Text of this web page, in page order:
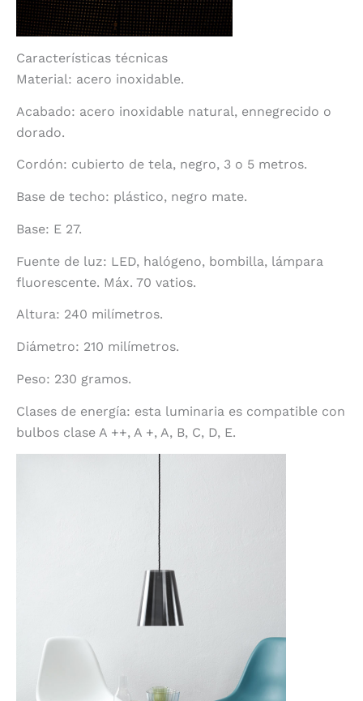
Características técnicas
Material: acero inoxidable.
Acabado: acero inoxidable natural, ennegrecido o
dorado.
Cordón: cubierto de tela, negro, 3 o 5 metros.
Base de techo: plástico, negro mate.
Base: E 27.
Fuente de luz: LED, halógeno, bombilla, lámpara
fluorescente. Máx. 70 vatios.
Altura: 240 milímetros.
Diámetro: 210 milímetros.
Peso: 230 gramos.
Clases de energía: esta luminaria es compatible con
bulbos clase A ++, A +, A, B, C, D, E.